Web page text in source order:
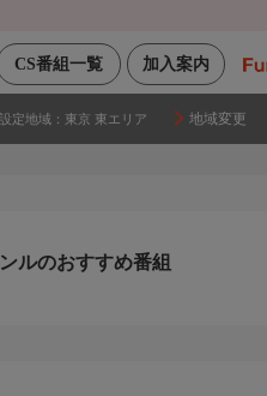
加入案内
CS番組一覧
設定地域： 東京 東エリア 地域変更
ルのおすすめ番組